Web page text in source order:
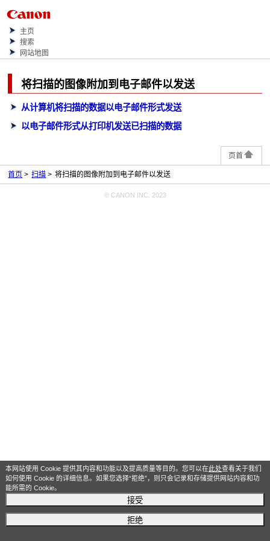
本网站使用 Cookie 提供其内容和功能以及提高质量等目的。您可以在此处查看关于我们
如何使用 Cookie 的详细信息。如果您选择“拒绝”，则只会记录和存储提供网站内容和功
能所需的 Cookie。
接受
拒绝
主页
搜索
网站地图
将扫描的图像附加到电子邮件以发送
从计算机将扫描的数据以电子邮件形式发送
以电子邮件形式从打印机发送已扫描的数据
页首
首页 扫描 将扫描的图像附加到电子邮件以发送
© CANON INC. 2023